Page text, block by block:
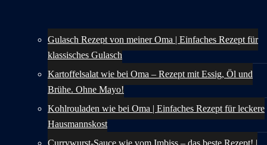
Gulasch Rezept von meiner Oma | Einfaches Rezept für
klassisches Gulasch
Kartoffelsalat wie bei Oma – Rezept mit Essig, Öl und
Brühe. Ohne Mayo!
Kohlrouladen wie bei Oma | Einfaches Rezept für leckere
Hausmannskost
Currywurst-Sauce wie vom Imbiss – das beste Rezept! |